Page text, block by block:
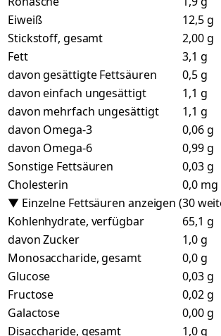
Eiweiß
12,5 g
Stickstoff, gesamt
2,00 g
Fett
3,1 g
davon gesättigte Fettsäuren
0,5 g
davon einfach ungesättigt
1,1 g
davon mehrfach ungesättigt
1,1 g
davon Omega-3
0,06 g
davon Omega-6
0,99 g
Sonstige Fettsäuren
0,03 g
Cholesterin
0,0 mg
▼ Einzelne Fettsäuren anzeigen (30
Kohlenhydrate, verfügbar
65,1 g
davon Zucker
1,0 g
Monosaccharide, gesamt
0,0 g
Glucose
0,03 g
Fructose
0,02 g
Galactose
0,00 g
Disaccharide, gesamt
1,0 g